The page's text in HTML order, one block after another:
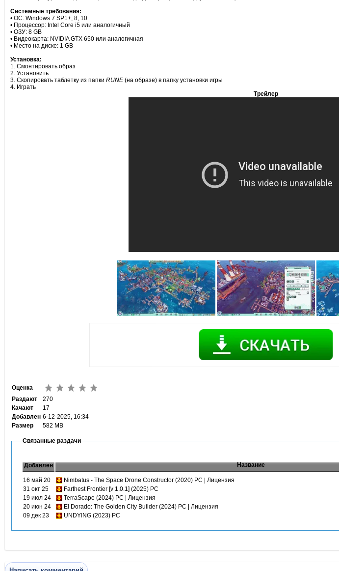
Системные требования:
• ОС: Windows 7 SP1+, 8, 10
• Процессор: Intel Core i5 или аналогичный
• ОЗУ: 8 GB
• Видеокарта: NVIDIA GTX 650 или аналогичная
• Место на диске: 1 GB
Установка:
1. Смонтировать образ
2. Установить
3. Скопировать таблетку из папки RUNE(на образе) в папку установки игры
4. Играть
Трейлер
Оценка
Раздают
270
Качают
17
Добавлен 6-12-2025, 16:34
Размер
582 MB
Связанные раздачи
Добавлен Название
16 май 20 Nimbatus - The Space Drone Constructor (2020) PC | Лицензия
31 окт 25
Farthest Frontier [v 1.0.1] (2025) PC
19 июл 24
TerraScape (2024) PC | Лицензия
20 июн 24
El Dorado: The Golden City Builder (2024) PC | Лицензия
09 дек 23
UNDYING (2023) PC